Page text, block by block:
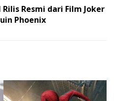
Resmi dari Film Joker
Phoenix